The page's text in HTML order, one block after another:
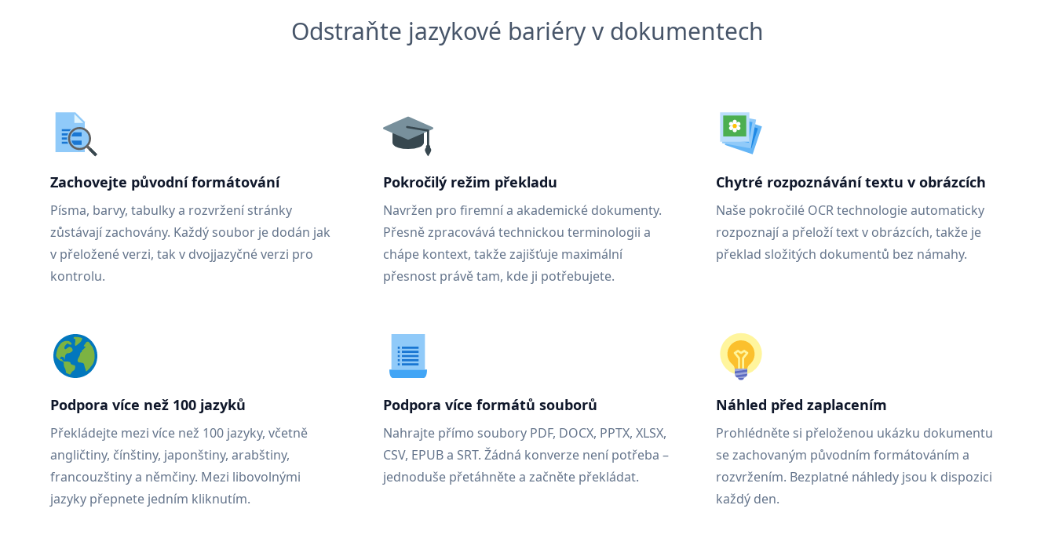
Odstraňte jazykové bariéry v dokumentech
Zachovejte původní formátování
Písma, barvy, tabulky a rozvržení stránky
zůstávají zachovány. Každý soubor je dodán jak
v přeložené verzi, tak v dvojjazyčné verzi pro
kontrolu.
Pokročilý režim překladu
Navržen pro firemní a akademické dokumenty.
Přesně zpracovává technickou terminologii a
chápe kontext, takže zajišťuje maximální
přesnost právě tam, kde ji potřebujete.
Chytré rozpoznávání textu v obrázcích
Naše pokročilé OCR technologie automaticky
rozpoznají a přeloží text v obrázcích, takže je
překlad složitých dokumentů bez námahy.
Podpora více než 100 jazyků
Překládejte mezi více než 100 jazyky, včetně
angličtiny, čínštiny, japonštiny, arabštiny,
francouzštiny a němčiny. Mezi libovolnými
jazyky přepnete jedním kliknutím.
Podpora více formátů souborů
Nahrajte přímo soubory PDF, DOCX, PPTX, XLSX,
CSV, EPUB a SRT. Žádná konverze není potřeba –
jednoduše přetáhněte a začněte překládat.
Náhled před zaplacením
Prohlédněte si přeloženou ukázku dokumentu
se zachovaným původním formátováním a
rozvržením. Bezplatné náhledy jsou k dispozici
každý den.